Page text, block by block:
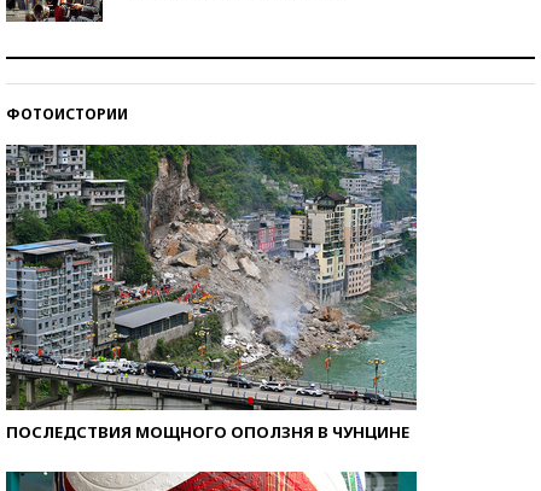
ФОТОИСТОРИИ
ПОСЛЕДСТВИЯ МОЩНОГО ОПОЛЗНЯ В ЧУНЦИНЕ